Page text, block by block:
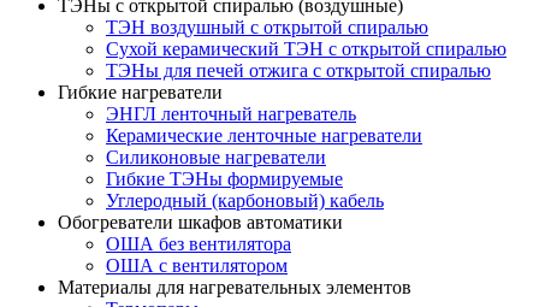
ТЭНы с открытой спиралью (воздушные)
ТЭН воздушный с открытой спиралью
Сухой керамический ТЭН с открытой спиралью
ТЭНы для печей отжига с открытой спиралью
Гибкие нагреватели
ЭНГЛ ленточный нагреватель
Керамические ленточные нагреватели
Силиконовые нагреватели
Гибкие ТЭНы формируемые
Углеродный (карбоновый) кабель
Обогреватели шкафов автоматики
ОША без вентилятора
ОША с вентилятором
Материалы для нагревательных элементов